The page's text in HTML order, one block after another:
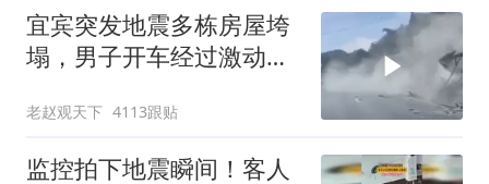
宜宾突发地震多栋房屋垮
塌，男子开车经过激动
老赵观天下 4113跟贴
监控拍下地震瞬间！客人